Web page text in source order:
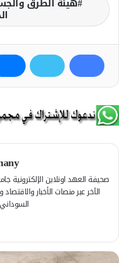
صحيفة العهد اونلاين الإلكترونية
الآخر عبر منصات الأخبار